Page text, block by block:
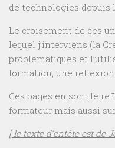
de technologies depuis
Le croisement de ces
lequel j’interviens (la
problématiques et
formation, une
Ces pages en sont le
formateur mais aussi
[ le texte d’entête est de